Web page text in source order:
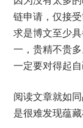
链申请，仅接
求是博文至少
一，贵精不贵
一定要对得起自
阅读文章就如
是很难发现蕴